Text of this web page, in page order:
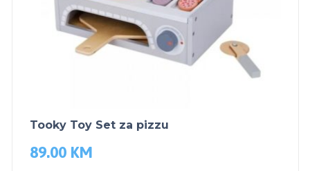
Tooky Toy Set za pizzu
89.00 KM